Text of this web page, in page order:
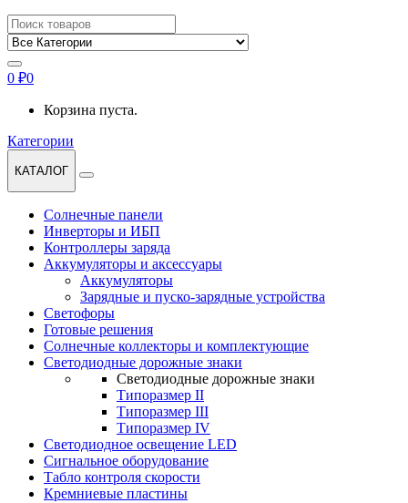
Найти:
0 ₽0
Корзина пуста.
Категории
КАТАЛОГ
Солнечные панели
Инверторы и ИБП
Контроллеры заряда
Аккумуляторы и аксессуары
Аккумуляторы
Зарядные и пуско-зарядные устройства
Светофоры
Готовые решения
Солнечные коллекторы и комплектующие
Светодиодные дорожные знаки
Светодиодные дорожные знаки
Типоразмер II
Типоразмер III
Типоразмер IV
Светодиодное освещение LED
Сигнальное оборудование
Табло контроля скорости
Кремниевые пластины